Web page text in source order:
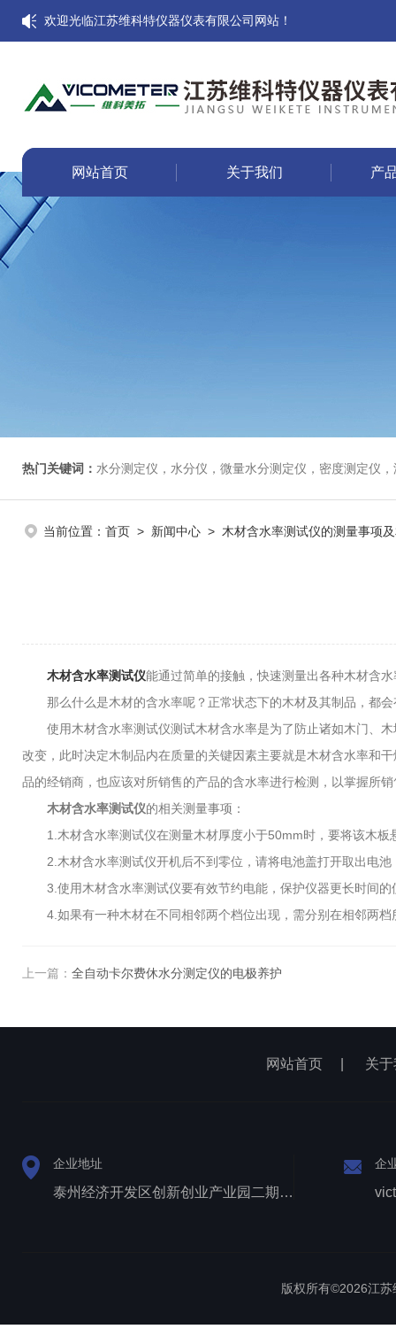
欢迎光临江苏维科特仪器仪表有限公司网站！
网站首页 关于我们 产
热门关键词： 水分测定仪，水分仪，微量水分测定仪，密度测定仪
当前位置： 首页 > 新闻中心 > 木材含水率测试仪的测量事项
木材含水率测试仪能通过简单的接触，快速测量出各种木材含
那么什么是木材的含水率呢？正常状态下的木材及其制品，都会
使用木材含水率测试仪测试木材含水率是为了防止诸如木门、木
改变，此时决定木制品内在质量的关键因素主要就是木材含水率和
品的经销商，也应该对所销售的产品的含水率进行检测，以掌握所
木材含水率测试仪的相关测量事项：
1.木材含水率测试仪在测量木材厚度小于50mm时，要将该木板
2.木材含水率测试仪开机后不到零位，请将电池盖打开取出电池
3.使用木材含水率测试仪要有效节约电能，保护仪器更长时间的
4.如果有一种木材在不同相邻两个档位出现，需分别在相邻两档
上一篇： 全自动卡尔费休水分测定仪的电极养护
网站首页 关
企业地址
泰州经济开发区创新创业产业园二期1号厂房西侧三层
企
版权所有©2026江